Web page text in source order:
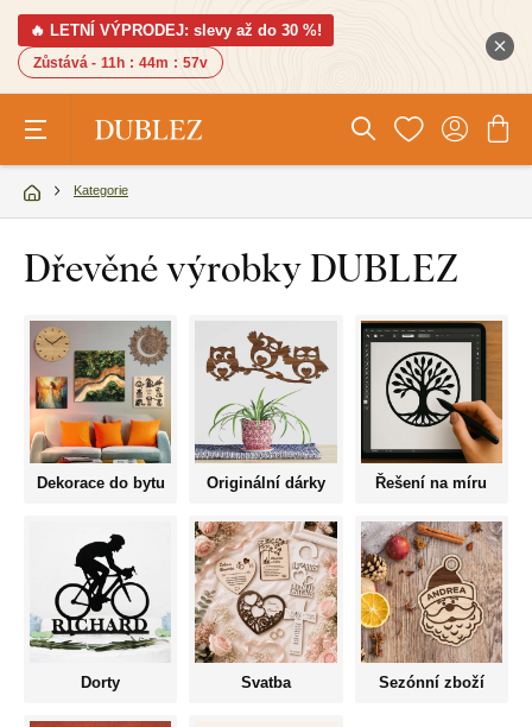
🔥 LETNÍ VÝPRODEJ: slevy až do 30 %!
Zůstává - 11h : 44m : 57v
Kategorie
Dřevěné výrobky DUBLEZ
Dekorace do bytu Originální dárky Řešení na míru
Dorty Svatba Sezónní zboží